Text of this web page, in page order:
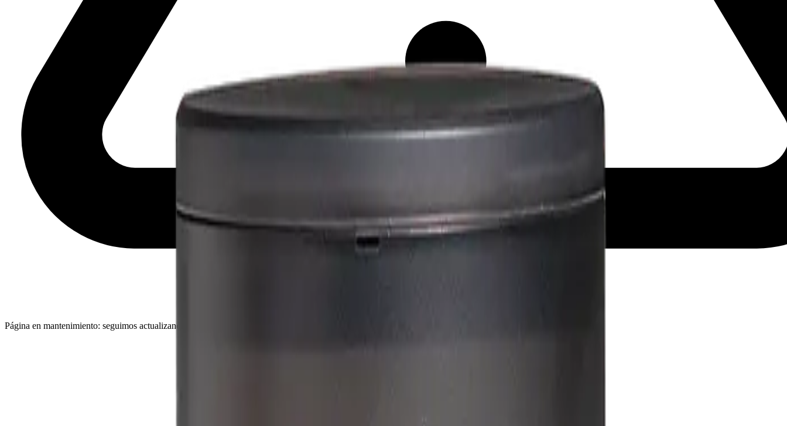
Página en mantenimiento: seguimos actualizando catálogo, imágenes y contenido para brindarte una mejor experiencia